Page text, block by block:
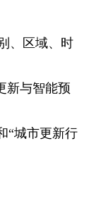
、区域、时
新与智能预
“城市更新行